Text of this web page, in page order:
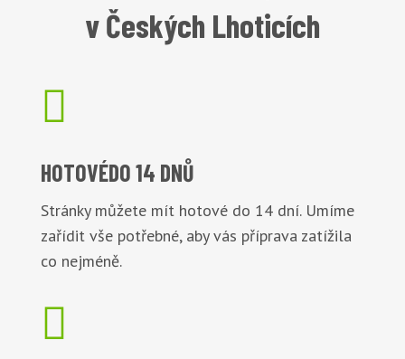
v Českých Lhoticích

HOTOVÉDO 14 DNŮ
Stránky můžete mít hotové do 14 dní. Umíme
zařídit vše potřebné, aby vás příprava zatížila
co nejméně.
